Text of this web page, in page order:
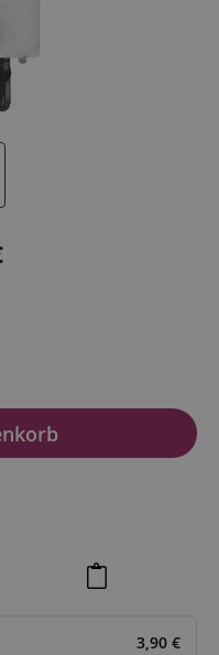
3,90 €